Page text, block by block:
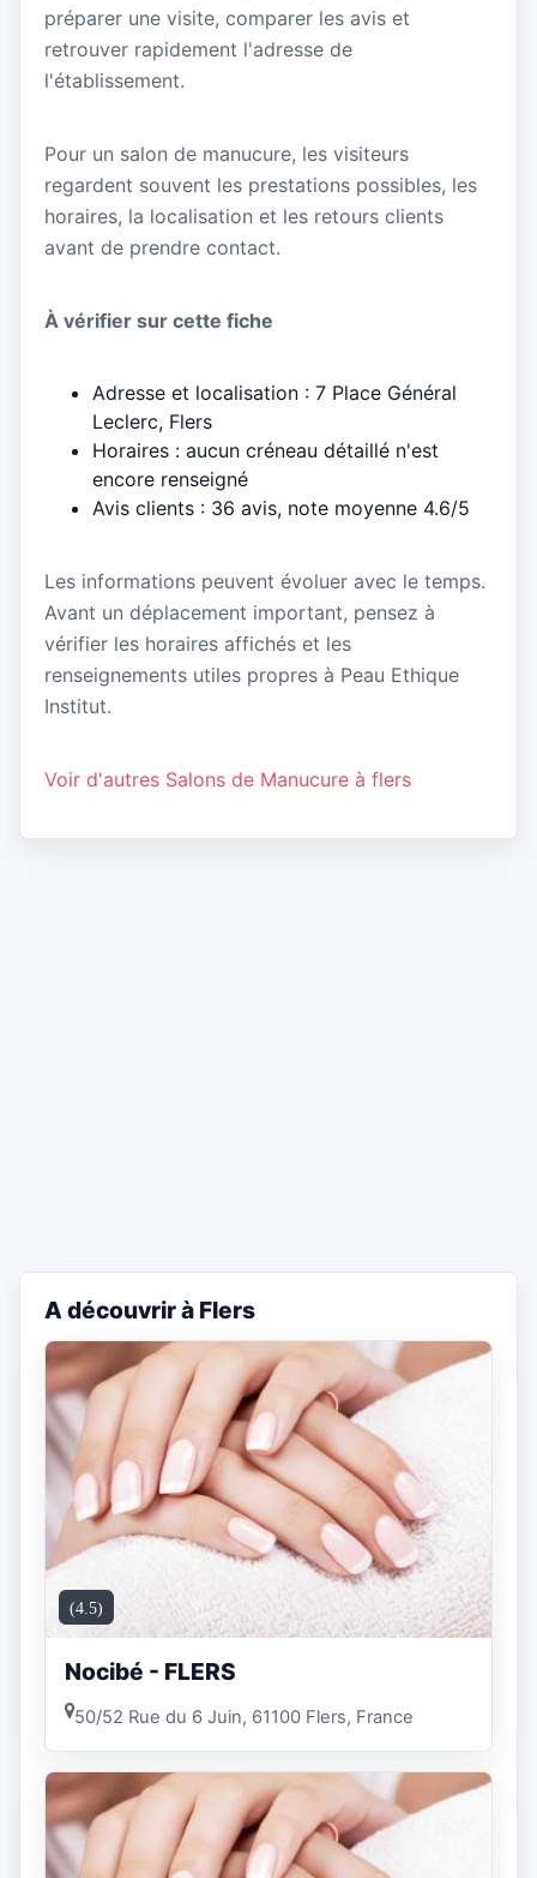
préparer une visite, comparer les avis et
retrouver rapidement l'adresse de
l'établissement.
Pour un salon de manucure, les visiteurs
regardent souvent les prestations possibles, les
horaires, la localisation et les retours clients
avant de prendre contact.
À vérifier sur cette fiche
Adresse et localisation : 7 Place Général
Leclerc, Flers
Horaires : aucun créneau détaillé n'est
encore renseigné
Avis clients : 36 avis, note moyenne 4.6/5
Les informations peuvent évoluer avec le temps.
Avant un déplacement important, pensez à
vérifier les horaires affichés et les
renseignements utiles propres à Peau Ethique
Institut.
Voir d'autres Salons de Manucure à flers
A découvrir à Flers
(4.5)
Nocibé - FLERS
50/52 Rue du 6 Juin, 61100 Flers, France